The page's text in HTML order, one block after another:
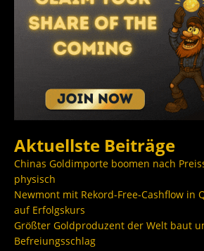
Aktuellste Beiträge
Chinas Goldimporte boomen nach
physisch
Newmont mit Rekord-Free-Cashflow in
auf Erfolgskurs
Größter Goldproduzent der Welt baut
Befreiungsschlag